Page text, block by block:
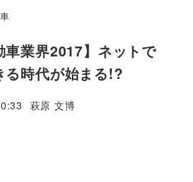
車業界2017】ネットで
る時代が始まる!?
著
萩原 文博